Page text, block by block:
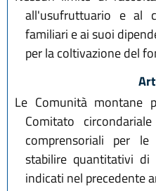
all'usufruttuario e al
familiari e ai suoi
per la coltivazione del
Le Comunità
Comitato
comprensoriali per
stabilire quantitativi
indicati nel precedente